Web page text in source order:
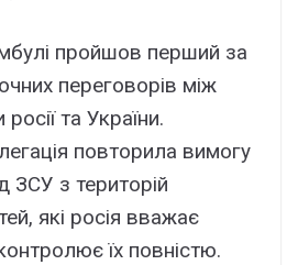
пройшов перший за
переговорів між
та України.
повторила вимогу
ЗСУ з територій
які росія вважає
їх повністю.